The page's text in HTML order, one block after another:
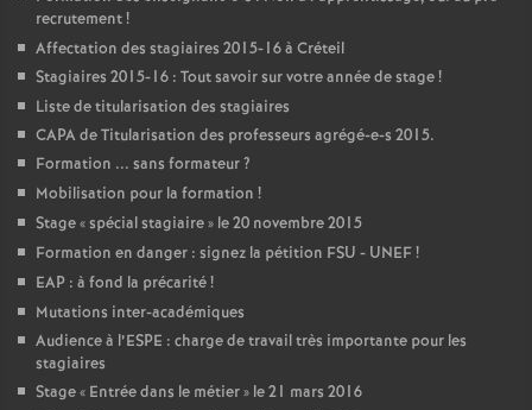
recrutement!
Affectation des stagiaires 2015-16 à Créteil
Stagiaires 2015-16 : Tout savoir sur votre année de stage!
Liste de titularisation des stagiaires
CAPAde Titularisation des professeurs agrégé-e-s 2015.
Formation ... sans formateur?
Mobilisation pour la formation !
Stage «spécial stagiaire» le 20 novembre 2015
Formation en danger : signez la pétition FSU - UNEF!
EAP : à fond la précarité!
Mutations inter-académiques
Audience à l’ESPE : charge de travail très importante pour les
stagiaires
Stage « Entrée dans le métier» le 21 mars 2016